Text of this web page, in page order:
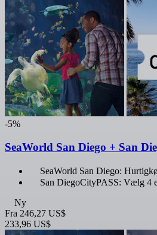
-5%
SeaWorld San Diego + San
SeaWorld San Diego:
San DiegoCityPASS: Vælg 4
Ny
Fra 246,27 US$
233,96 US$